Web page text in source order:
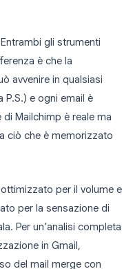
gli strumenti
è che la
avvenire in qualsiasi
P.S.) e ogni email è
Mailchimp è reale ma
ciò che è memorizzato
per il volume e
per la sensazione di
Per un’analisi completa
in Gmail,
del mail merge con